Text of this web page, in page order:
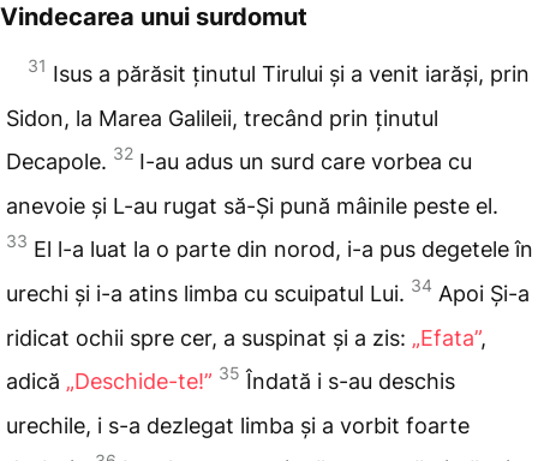
Vindecarea unui surdomut
31 Isus a părăsit ținutul Tirului și a venit iarăși, prin
Sidon, la Marea Galileii, trecând prin ținutul
Decapole. 32 I-au adus un surd care vorbea cu
anevoie și L-au rugat să-Și pună mâinile peste el.
33 El l-a luat la o parte din norod, i-a pus degetele în
urechi și i-a atins limba cu scuipatul Lui. 34 Apoi Și-a
ridicat ochii spre cer, a suspinat și a zis: „Efata”,
adică „Deschide-te!” 35 Îndată i s-au deschis
urechile, i s-a dezlegat limba și a vorbit foarte